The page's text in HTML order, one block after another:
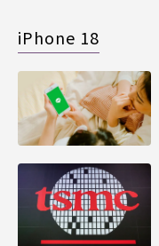
iPhone 18